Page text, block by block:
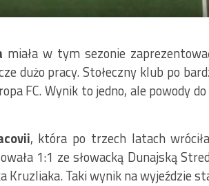
miała w tym sezonie
dużo pracy. Stołeczny klub po
FC. Wynik to jedno, ale powody
, która po trzech latach
1:1 ze słowacką Dunajską
Kruzliaka. Taki wynik na wyjeździe